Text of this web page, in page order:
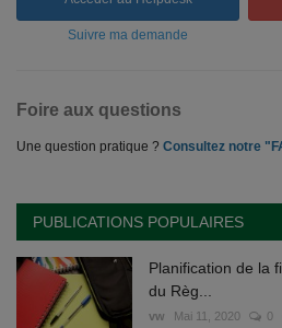
Suivre ma demande
Foire aux questions
Une question pratique ? Consultez notre
PUBLICATIONS POPULAIRES
Planification de la
du Règ...
vw Mai 11, 2020 0